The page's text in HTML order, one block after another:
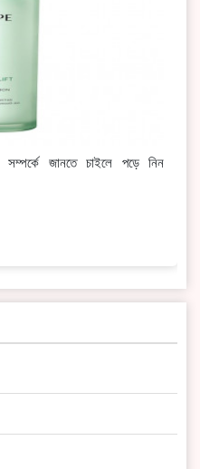
সম্পর্কে জানতে চাইলে পড়ে নিন